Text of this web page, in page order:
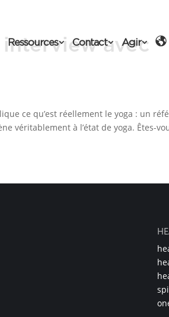
Ressources Contact Agir
avec
ce qu’est réellement le yoga : un
véritablement à l’état de yoga. Êtes-